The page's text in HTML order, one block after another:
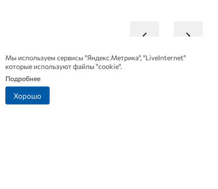
Мы используем сервисы "Яндекс.Метрика", "LiveInternet"
которые используют файлы "cookie".
Подробнее
Хорошо